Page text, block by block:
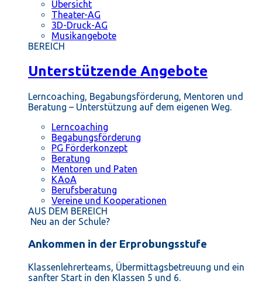
Übersicht
Theater-AG
3D-Druck-AG
Musikangebote
BEREICH
Unterstützende Angebote
Lerncoaching, Begabungsförderung, Mentoren und
Beratung – Unterstützung auf dem eigenen Weg.
Lerncoaching
Begabungsförderung
PG Förderkonzept
Beratung
Mentoren und Paten
KAoA
Berufsberatung
Vereine und Kooperationen
AUS DEM BEREICH
Neu an der Schule?
Ankommen in der Erprobungsstufe
Klassenlehrerteams, Übermittagsbetreuung und ein
sanfter Start in den Klassen 5 und 6.